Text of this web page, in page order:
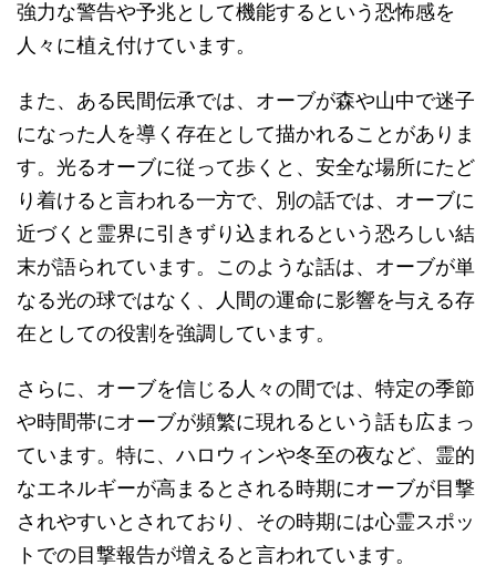
強力な警告や予兆として機能するという恐怖感を
人々に植え付けています。
また、ある民間伝承では、オーブが森や山中で迷子
になった人を導く存在として描かれることがありま
す。光るオーブに従って歩くと、安全な場所にたど
り着けると言われる一方で、別の話では、オーブに
近づくと霊界に引きずり込まれるという恐ろしい結
末が語られています。このような話は、オーブが単
なる光の球ではなく、人間の運命に影響を与える存
在としての役割を強調しています。
さらに、オーブを信じる人々の間では、特定の季節
や時間帯にオーブが頻繁に現れるという話も広まっ
ています。特に、ハロウィンや冬至の夜など、霊的
なエネルギーが高まるとされる時期にオーブが目撃
されやすいとされており、その時期には心霊スポッ
トでの目撃報告が増えると言われています。